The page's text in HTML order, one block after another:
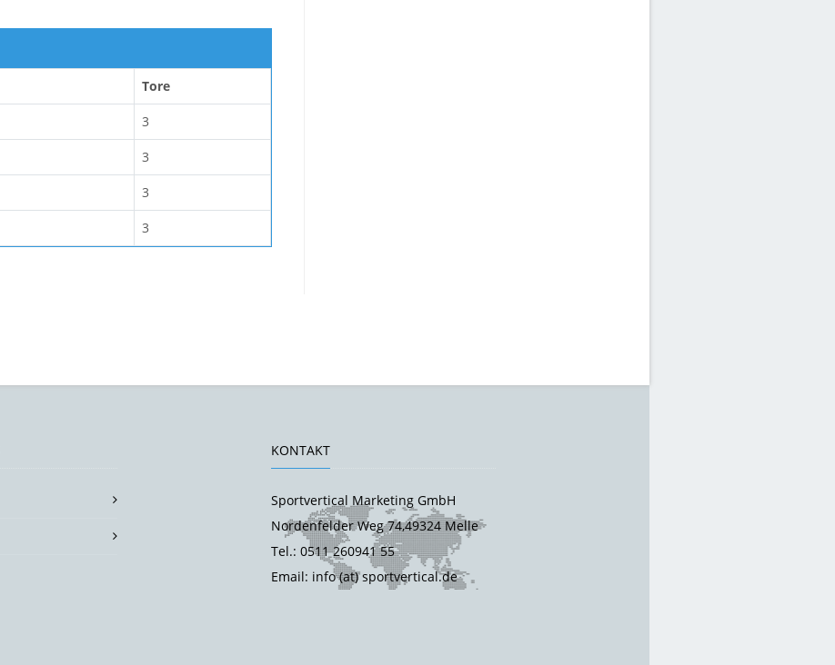
Tore
3
3
3
3
KONTAKT
Sportvertical Marketing GmbH
Nordenfelder Weg 74,49324 Melle
Tel.: 0511 260941 55
Email: info (at) sportvertical.de